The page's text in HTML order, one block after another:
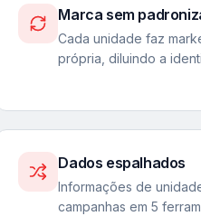
Marca sem
Cada unidade faz
própria, diluindo a
Dados espalhados
Informações de
campanhas em 5